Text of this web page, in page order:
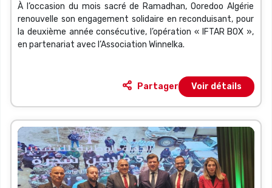
»
À l’occasion du mois sacré de Ramadhan, Ooredoo Algérie
renouvelle son engagement solidaire en reconduisant, pour
la deuxième année consécutive, l’opération « IFTAR BOX »,
en partenariat avec l’Association Winnelka.
Partager Voir détails